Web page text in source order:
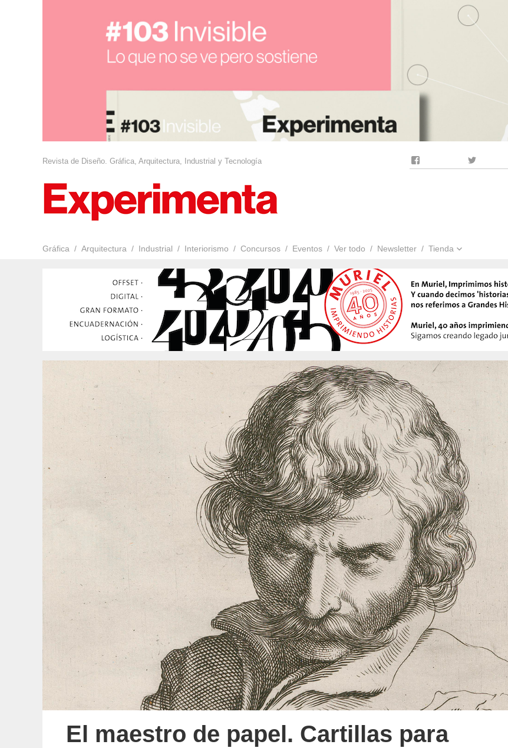
Revista de Diseño. Gráfica, Arquitectura, Industrial y Tecnología
Gráfica Arquitectura Industrial Interiorismo Concursos Eventos Ver todo Newsletter Tienda
El maestro de papel. Cartillas para